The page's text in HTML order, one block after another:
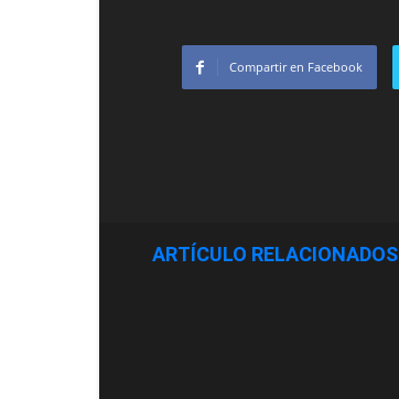
Compartir en Facebook
ARTÍCULO RELACIONADOS